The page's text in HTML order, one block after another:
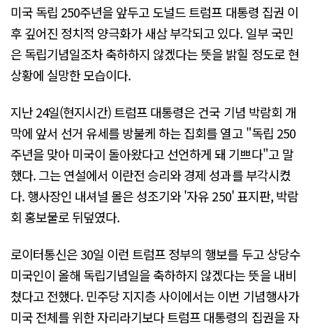
미국 독립 250주년을 앞두고 도널드 트럼프 대통령 집권 이
후 깊어진 정치적 양극화가 새삼 부각되고 있다. 일부 국민
은 독립기념일조차 축하하지 않겠다는 뜻을 밝힐 정도로 현
상황에 실망한 모습이다.
지난 24일(현지시간) 트럼프 대통령은 건국 기념 박람회 개
막에 앞서 선거 유세를 방불케 하는 집회를 열고 "독립 250
주년을 맞아 미국이 돌아왔다고 선언하게 돼 기쁘다"고 말
했다. 그는 연설에서 이란전 승리와 경제 성과를 부각시켰
다. 행사장인 내셔널 몰은 성조기와 '자유 250' 표지판, 박람
회 홍보물로 뒤덮였다.
로이터통신은 30일 이런 트럼프 정부의 행보를 두고 상당수
미국인이 올해 독립기념일을 축하하지 않겠다는 뜻을 내비
쳤다고 전했다. 민주당 지지층 사이에서는 이번 기념행사가
미국 전체를 위한 자리라기보다 트럼프 대통령의 집권을 자